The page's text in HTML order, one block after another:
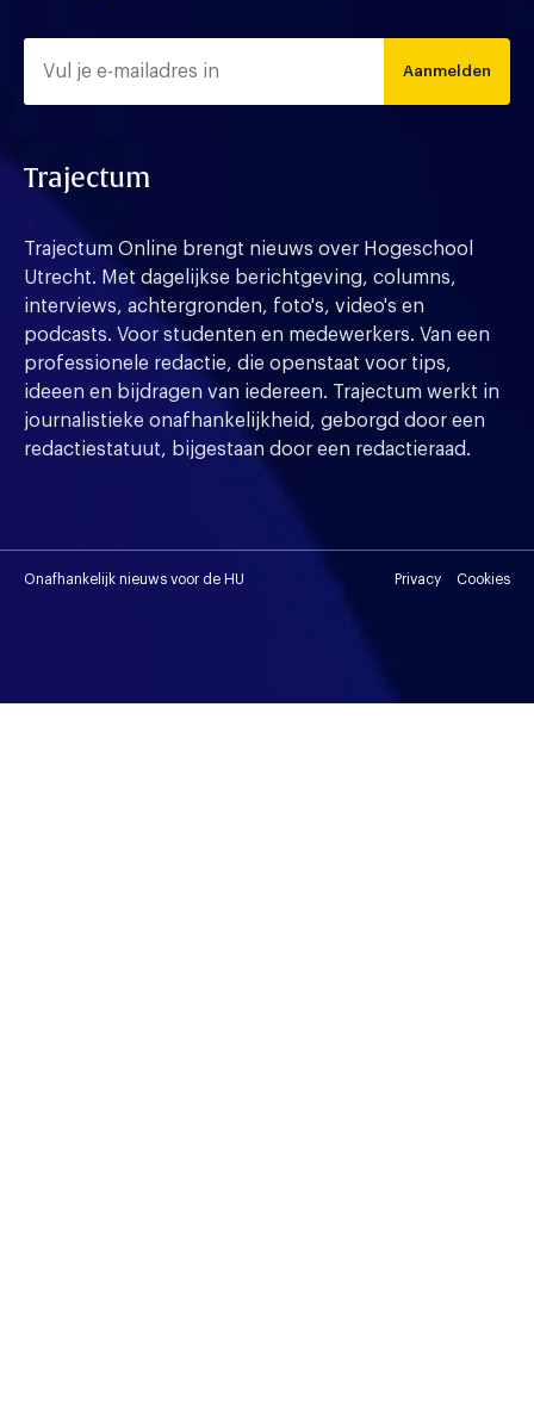
Aanmelden
Trajectum
Trajectum Online brengt nieuws over Hogeschool
Utrecht. Met dagelijkse berichtgeving, columns,
interviews, achtergronden, foto's, video's en
podcasts. Voor studenten en medewerkers. Van een
professionele redactie, die openstaat voor tips,
ideeen en bijdragen van iedereen. Trajectum werkt in
journalistieke onafhankelijkheid, geborgd door een
redactiestatuut, bijgestaan door een redactieraad.
Onafhankelijk nieuws voor de HU Privacy Cookies